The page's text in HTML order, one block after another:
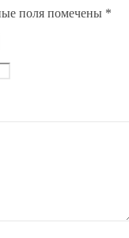
поля помечены *